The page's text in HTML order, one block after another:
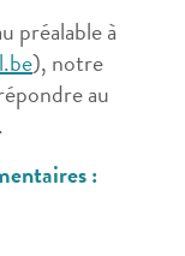
préalable à
), notre
au
: